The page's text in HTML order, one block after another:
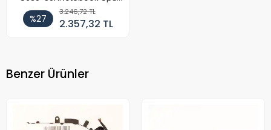
Fan 5v (Sol)
%27
3.246,72 TL
2.357,32 TL
Benzer Ürünler